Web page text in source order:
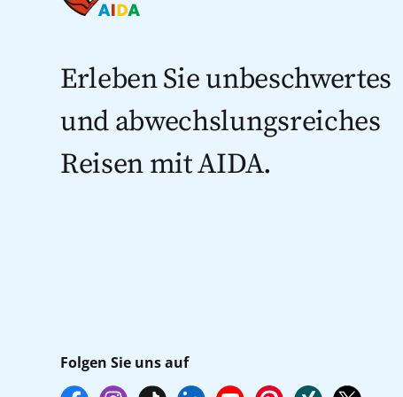
Erleben Sie unbeschwertes
und abwechslungsreiches
Reisen mit AIDA.
Folgen Sie uns auf